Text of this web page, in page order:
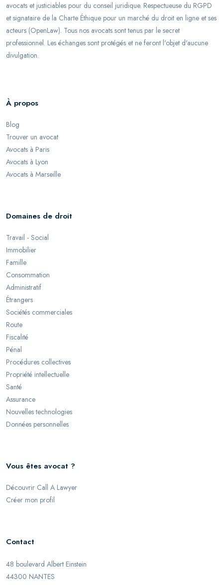
avocats et justiciables pour du conseil juridique. Respectueuse du RGPD
et signataire de la Charte Éthique pour un marché du droit en ligne et ses
acteurs (OpenLaw). Tous nos avocats sont tenus par le secret
professionnel. Les échanges sont protégés et ne feront l'objet d'aucune
divulgation.
À propos
Blog
Trouver un avocat
Avocats à Paris
Avocats à Lyon
Avocats à Marseille
Domaines de droit
Travail - Social
Immobilier
Famille
Consommation
Administratif
Étrangers
Sociétés commerciales
Route
Fiscalité
Pénal
Procédures collectives
Propriété intellectuelle
Santé
Assurance
Nouvelles technologies
Données personnelles
Vous êtes avocat ?
Découvrir Call A Lawyer
Créer mon profil
Contact
48 boulevard Albert Einstein
44300 NANTES